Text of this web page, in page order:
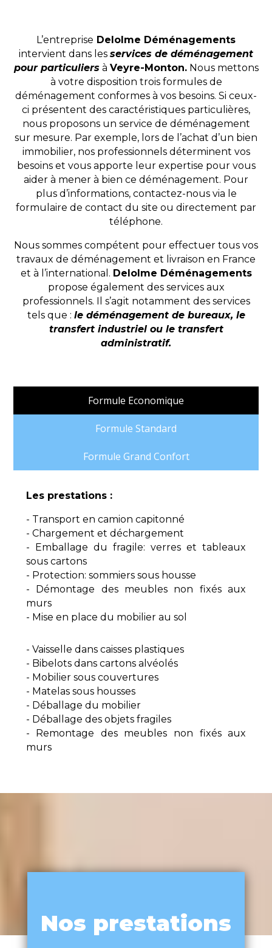
L’entreprise Delolme Déménagements
intervient dans les services de déménagement
pour particuliers à Veyre-Monton.Nous mettons
à votre disposition trois formules de
déménagement conformes à vos besoins. Si ceux-
ci présentent des caractéristiques particulières,
nous proposons un service de déménagement
sur mesure. Par exemple, lors de l’achat d’un bien
immobilier, nos professionnels déterminent vos
besoins et vous apporte leur expertise pour vous
aider à mener à bien ce déménagement. Pour
plus d’informations, contactez-nous via le
formulaire de contact du site ou directement par
téléphone.
Nous sommes compétent pour effectuer tous vos
travaux de déménagement et livraison en France
et à l’international. Delolme Déménagements
propose également des services aux
professionnels. Il s’agit notamment des services
tels que : le déménagement de bureaux, le
transfert industriel ou le transfert
administratif.
Formule Economique
Formule Standard
Formule Grand Confort
Les prestations :
- Transport en camion capitonné
- Chargement et déchargement
- Emballage du fragile: verres et tableaux
sous cartons
- Protection: sommiers sous housse
- Démontage des meubles non fixés aux
murs
- Mise en place du mobilier au sol
- Vaisselle dans caisses plastiques
- Bibelots dans cartons alvéolés
- Mobilier sous couvertures
- Matelas sous housses
- Déballage du mobilier
- Déballage des objets fragiles
- Remontage des meubles non fixés aux
murs
Nos prestations